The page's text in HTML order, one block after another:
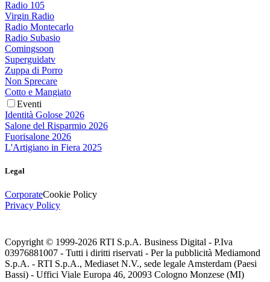
Radio 105
Virgin Radio
Radio Montecarlo
Radio Subasio
Comingsoon
Superguidatv
Zuppa di Porro
Non Sprecare
Cotto e Mangiato
Eventi
Identità Golose 2026
Salone del Risparmio 2026
Fuorisalone 2026
L'Artigiano in Fiera 2025
Legal
CorporateCookie Policy
Privacy Policy
Copyright © 1999-2026 RTI S.p.A. Business Digital - P.Iva
03976881007 - Tutti i diritti riservati - Per la pubblicità Mediamond
S.p.A. - RTI S.p.A., Mediaset N.V., sede legale Amsterdam (Paesi
Bassi) - Uffici Viale Europa 46, 20093 Cologno Monzese (MI)